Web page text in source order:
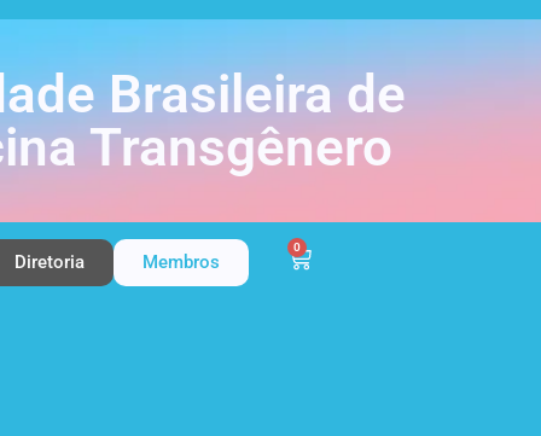
Brasileira de
Transgênero
Diretoria Membros
0